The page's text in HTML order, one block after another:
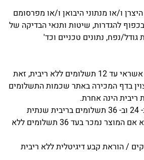
ו/או מנתוני היבואן ו/או מפרסומם
להגדרות, שיטות ותנאי הבדיקה של
גודל/נפח, נתונים טכניים וכד'
ניתן לשלם בכרטיס אשראי עד 12 תשלומים ללא ריבית, זאת
בדף המכירה באתר שכמות התשלומים
ריבית הינה אחרת.
בנוסף, ניתן לשלם ב- 24 וב- 36 תשלומים בריבית שנתית
בשיעור של 5.95% (אלא אם המוצר נמכר בעד 36 תשלומים ללא
לשלם עד 6 שיקים / הוראת קבע דיגיטלית ללא ריבית